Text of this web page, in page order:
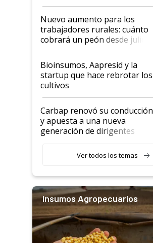
Nuevo aumento para los
trabajadores rurales: cuánto
cobrará un peón desde julio
Bioinsumos, Aapresid y la
startup que hace rebrotar los
cultivos
Carbap renovó su conducción
y apuesta a una nueva
generación de dirigentes
Ver todos los temas
Insumos Agropecuarios